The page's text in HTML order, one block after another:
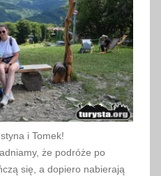
i Tomek!
że podróże po
się, a dopiero nabierają